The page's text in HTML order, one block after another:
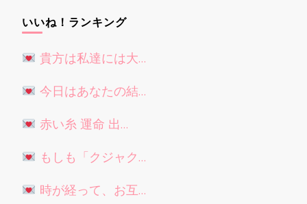
いいね！ランキング
貴方は私達には大…
今日はあなたの結…
赤い糸 運命 出…
もしも「クジャク…
時が経って、お互…